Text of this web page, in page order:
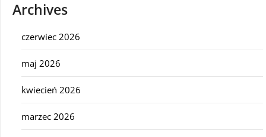
Archives
czerwiec 2026
maj 2026
kwiecień 2026
marzec 2026